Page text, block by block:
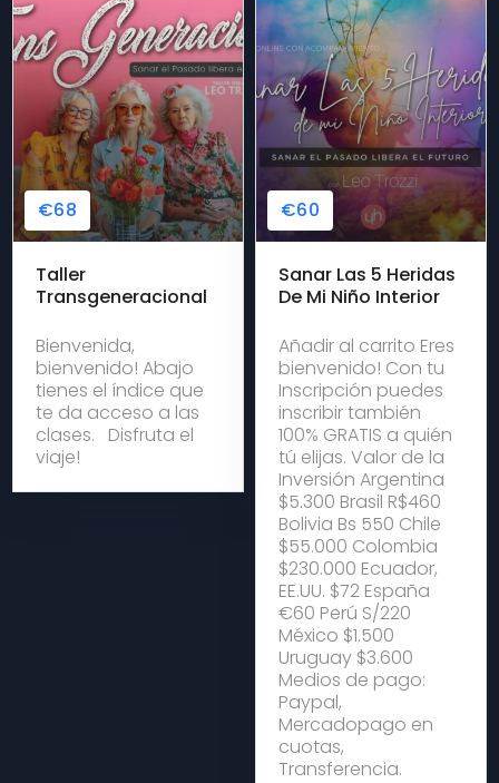
€68
Taller
Transgeneracional
Bienvenida,
bienvenido! Abajo
tienes el índice que
te da acceso a las
clases. Disfruta el
viaje!
€60
Sanar Las 5 Heridas
De Mi Niño Interior
Añadir al carrito Eres
bienvenido! Con tu
Inscripción puedes
inscribir también
100% GRATIS a quién
tú elijas. Valor de la
Inversión Argentina
$5.300 Brasil R$460
Bolivia Bs 550 Chile
$55.000 Colombia
$230.000 Ecuador,
EE.UU. $72 España
€60 Perú S/220
México $1.500
Uruguay $3.600
Medios de pago:
Paypal,
Mercadopago en
cuotas,
Transferencia.